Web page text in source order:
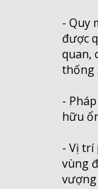
- Quy
được
quan,
thống
-
hữu
- Vị trí
vùng